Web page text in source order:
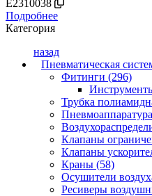
E2310038
Подробнее
Категория
назад
Пневматическая
Фитинги (296)
Трубка
Клапаны
Клапаны
Краны (58)
Осушители
Ресиверы